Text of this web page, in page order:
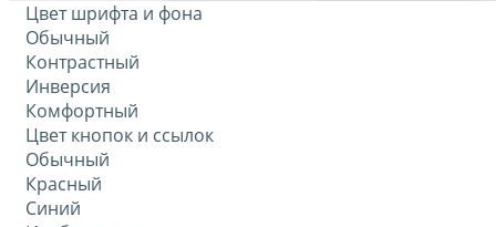
Цвет шрифта и фона
Обычный
Контрастный
Инверсия
Комфортный
Цвет кнопок и ссылок
Обычный
Красный
Синий